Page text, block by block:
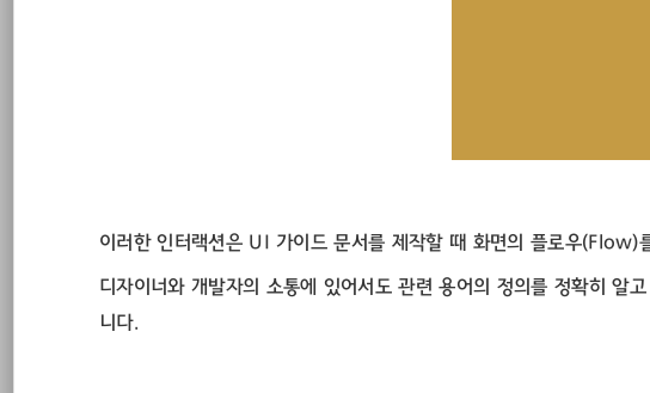
이러한 인터랙션은 UI 가이드 문서를 제작할 때 화면의 플로우(Flow)
디자이너와 개발자의 소통에 있어서도 관련 용어의 정의를 정확히 알
니다.